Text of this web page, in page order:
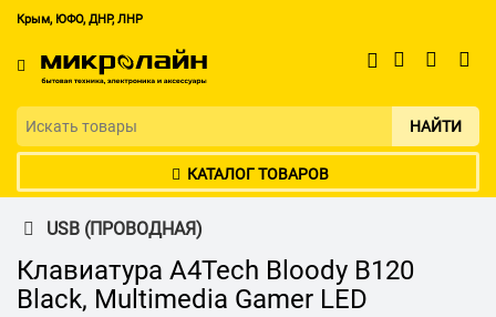
Крым, ЮФО, ДНР, ЛНР
НАЙТИ
КАТАЛОГ ТОВАРОВ
USB (ПРОВОДНАЯ)
Клавиатура A4Tech Bloody B120
Black, Multimedia Gamer LED